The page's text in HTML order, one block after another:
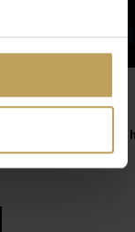
Thé noir et vert aux
€17,95